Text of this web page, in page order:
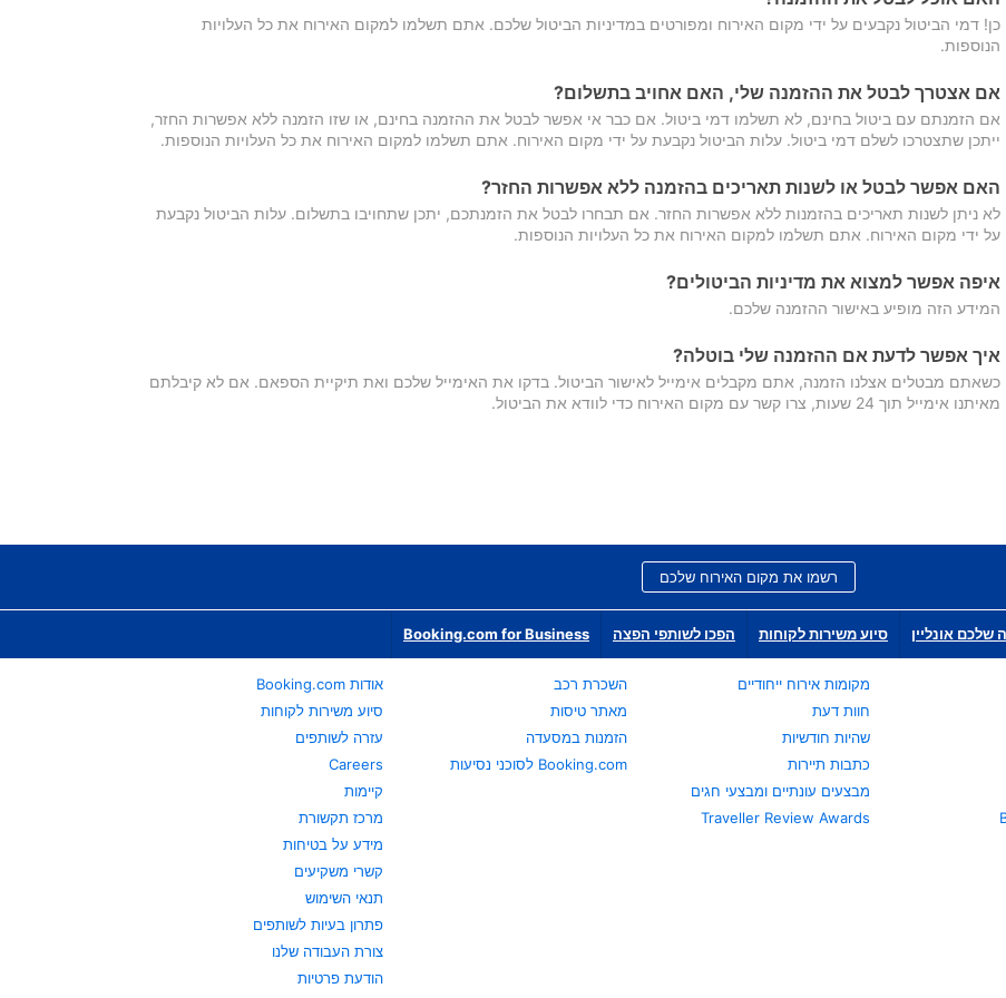
כן! דמי הביטול נקבעים על ידי מקום האירוח ומפורטים במדיניות הביטול שלכם. אתם תשלמו למקום האירוח את כל העלויות
הנוספות.
אם אצטרך לבטל את ההזמנה שלי, האם אחויב בתשלום?
אם הזמנתם עם ביטול בחינם, לא תשלמו דמי ביטול. אם כבר אי אפשר לבטל את ההזמנה בחינם, או שזו הזמנה ללא אפשרות החזר,
ייתכן שתצטרכו לשלם דמי ביטול. עלות הביטול נקבעת על ידי מקום האירוח. אתם תשלמו למקום האירוח את כל העלויות הנוספות.
האם אפשר לבטל או לשנות תאריכים בהזמנה ללא אפשרות החזר?
לא ניתן לשנות תאריכים בהזמנות ללא אפשרות החזר. אם תבחרו לבטל את הזמנתכם, יתכן שתחויבו בתשלום. עלות הביטול נקבעת
על ידי מקום האירוח. אתם תשלמו למקום האירוח את כל העלויות הנוספות.
איפה אפשר למצוא את מדיניות הביטולים?
המידע הזה מופיע באישור ההזמנה שלכם.
איך אפשר לדעת אם ההזמנה שלי בוטלה?
כשאתם מבטלים אצלנו הזמנה, אתם מקבלים אימייל לאישור הביטול. בדקו את האימייל שלכם ואת תיקיית הספאם. אם לא קיבלתם
מאיתנו אימייל תוך 24 שעות, צרו קשר עם מקום האירוח כדי לוודא את הביטול.
רשמו את מקום האירוח שלכם
שלכם אונליין סיוע משירות לקוחות הפכו לשותפי הפצה Booking.com for Business
מקומות אירוח ייחודיים
חוות דעת
שהיות חודשיות
כתבות תיירות
מבצעים עונתיים ומבצעי חגים
Traveller Review Awards
השכרת רכב
מאתר טיסות
הזמנות במסעדה
Booking.com לסוכני נסיעות
אודות Booking.com
סיוע משירות לקוחות
עזרה לשותפים
Careers
קיימות
מרכז תקשורת
מידע על בטיחות
קשרי משקיעים
תנאי השימוש
פתרון בעיות לשותפים
צורת העבודה שלנו
הודעת פרטיות